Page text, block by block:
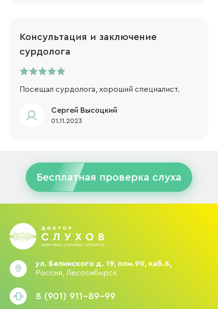
Консультация и заключение
сурдолога
Посещал сурдолога, хороший специалист.
Сергей Высоцкий
01.11.2023
Бесплатная проверка слуха
ул. Белинского д. 19, пом.90, каб.6,
Россия, Лесосибирск
8 (901) 911-89-99